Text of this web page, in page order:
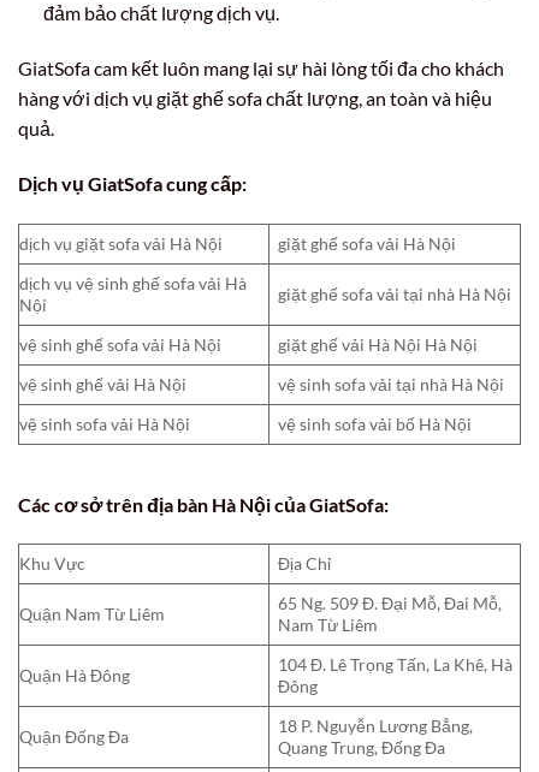
đảm bảo chất lượng dịch vụ.
GiatSofa cam kết luôn mang lại sự hài lòng tối đa cho khách
hàng với dịch vụ giặt ghế sofa chất lượng, an toàn và hiệu
quả.
Dịch vụ GiatSofa cung cấp:
dịch vụ giặt sofa vải Hà Nội
giặt ghế sofa vải Hà Nội
dịch vụ vệ sinh ghế sofa vải Hà
Nội
giặt ghế sofa vải tại nhà Hà Nội
vệ sinh ghế sofa vải Hà Nội
giặt ghế vải Hà Nội Hà Nội
vệ sinh ghế vải Hà Nội
vệ sinh sofa vải tại nhà Hà Nội
vệ sinh sofa vải Hà Nội
vệ sinh sofa vải bố Hà Nội
Các cơ sở trên địa bàn Hà Nội của GiatSofa:
Khu Vực Địa Chỉ
Quận Nam Từ Liêm
65 Ng. 509 Đ. Đại Mỗ, Đai Mỗ,
Nam Từ Liêm
Quận Hà Đông
104 Đ. Lê Trọng Tấn, La Khê, Hà
Đông
Quận Đống Đa
18 P. Nguyễn Lương Bẳng,
Quang Trung, Đống Đa